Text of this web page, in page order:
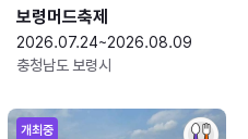
보령머드축제
2026.07.24~2026.08.09
충청남도 보령시
개최중